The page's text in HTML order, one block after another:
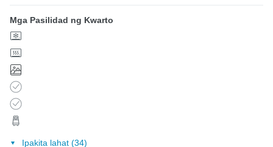
Mga Pasilidad ng Kwarto
Ipakita lahat (34)